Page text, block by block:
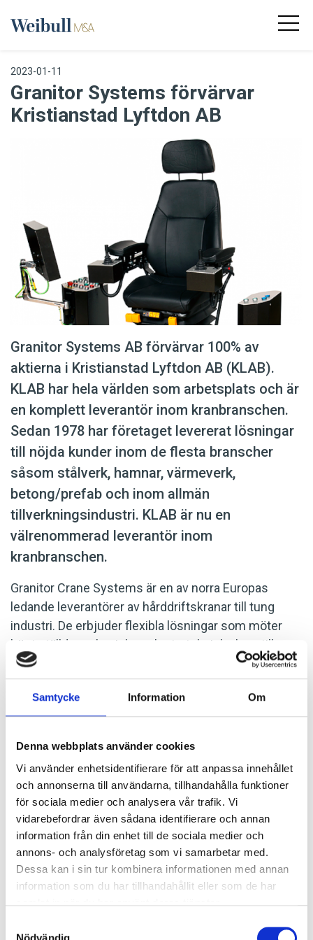
Samtycke Information Om
Denna webbplats använder cookies
Vi använder enhetsidentifierare för att anpassa innehållet
och annonserna till användarna, tillhandahålla funktioner
för sociala medier och analysera vår trafik. Vi
vidarebefordrar även sådana identifierare och annan
information från din enhet till de sociala medier och
annons- och analysföretag som vi samarbetar med.
Dessa kan i sin tur kombinera informationen med annan
information som du har tillhandahållit eller som de har
2023-01-11
Granitor Systems förvärvar
Kristianstad Lyftdon AB
Granitor Systems AB förvärvar 100% av
aktierna i Kristianstad Lyftdon AB (KLAB).
KLAB har hela världen som arbetsplats och är
en komplett leverantör inom kranbranschen.
Sedan 1978 har företaget levererat lösningar
till nöjda kunder inom de flesta branscher
såsom stålverk, hamnar, värmeverk,
betong/prefab och inom allmän
tillverkningsindustri. KLAB är nu en
välrenommerad leverantör inom
kranbranschen.
Granitor Crane Systems är en av norra Europas
ledande leverantörer av hårddriftskranar till tung
industri. De erbjuder flexibla lösningar som möter
högt ställda mekaniska och styrtekniska krav till
kunder inom branscher såsom järn och stål,
kärnkraft, papper och massa samt fordon.
Kompetens kring konstruktion och implementation
finns inom flera olika branscher.
Genom förvärvet av KLAB förstärker Granitor
Systems på ett betydande sätt sin leveransförmåga
och marknadsposition för kranverksamheten.
SENASTE NYHETERNA
2026-06-15
IP Security Scandinavia förvärvas